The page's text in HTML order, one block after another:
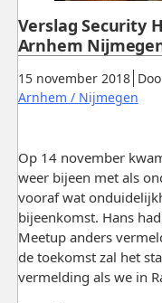
Gepubliceerd:
15 november 2018.
Arnhem / Nijmegen.
Verslag Security
Arnhem
Op 14 november
weer bijeen met als
vooraf wat
bijeenkomst. Hans
Meetup anders
de toekomst zal het
vermelding als we in